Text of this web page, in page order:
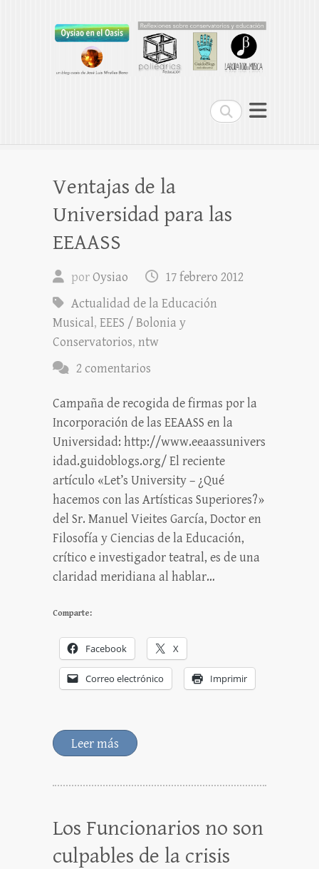
Buscar
Oysiao en el Oasis
Ventajas de la
Universidad para las
EEAASS
porOysiao
17 febrero 2012
Actualidad de la Educación
Musical, EEES / Bolonia y
Conservatorios, ntw
2 comentarios
Campaña de recogida de firmas por la
Incorporación de las EEAASS en la
Universidad: http://www.eeaassunivers
idad.guidoblogs.org/ El reciente
artículo «Let’s University – ¿Qué
hacemos con las Artísticas Superiores?»
del Sr. Manuel Vieites García, Doctor en
Filosofía y Ciencias de la Educación,
crítico e investigador teatral, es de una
claridad meridiana al hablar…
Comparte:
Facebook X
Correo electrónico Imprimir
Leer más
Los Funcionarios no son
culpables de la crisis